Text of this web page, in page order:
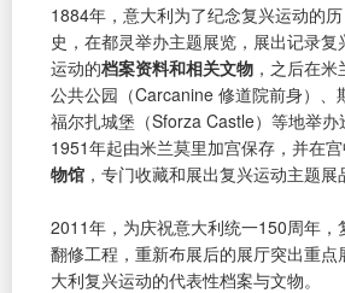
1884年，意大利为了纪念复兴运动的历
史，在都灵举办主题展览，展出记录复
运动的档案资料和相关文物 ，之后在米
公共公园（Carcanine 修道院前身）、
福尔扎城堡（Sforza Castle）等地举办
1951年起由米兰莫里加宫保存，并在
物馆 ，专门收藏和展出复兴运动主题展
2011年，为庆祝意大利统一150周年，
翻修工程，重新布展后的展厅突出重
大利复兴运动的代表性档案与文物。